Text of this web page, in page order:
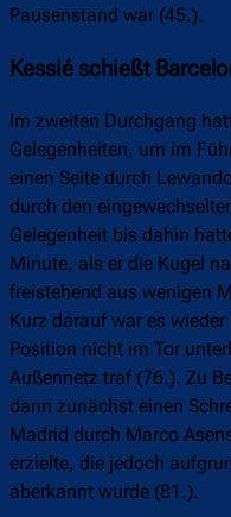
Pausenstand war (45.).
Kessié schießt
Im zweiten Durchgang
Gelegenheiten, um im
einen Seite durch
durch den
Gelegenheit bis dahin
Minute, als er die Kugel
freistehend aus wenigen
Kurz darauf war es
Position nicht im Tor
Außennetz traf (76.). Zu
dann zunächst einen
Madrid durch Marco
erzielte, die jedoch
aberkannt wurde (81.).